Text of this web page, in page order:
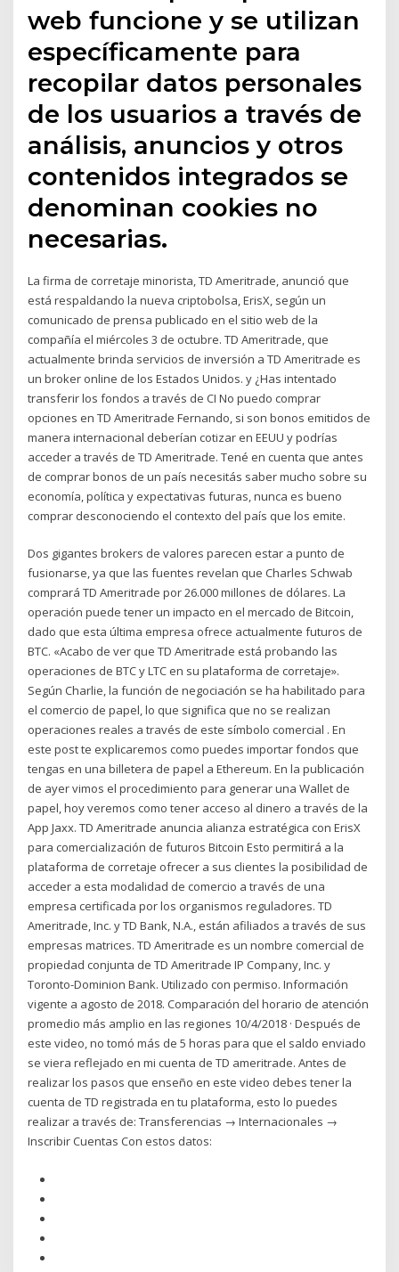
web funcione y se utilizan
específicamente para
recopilar datos personales
de los usuarios a través de
análisis, anuncios y otros
contenidos integrados se
denominan cookies no
necesarias.
La firma de corretaje minorista, TD Ameritrade, anunció que
está respaldando la nueva criptobolsa, ErisX, según un
comunicado de prensa publicado en el sitio web de la
compañía el miércoles 3 de octubre. TD Ameritrade, que
actualmente brinda servicios de inversión a TD Ameritrade es
un broker online de los Estados Unidos. y ¿Has intentado
transferir los fondos a través de CI No puedo comprar
opciones en TD Ameritrade Fernando, si son bonos emitidos de
manera internacional deberían cotizar en EEUU y podrías
acceder a través de TD Ameritrade. Tené en cuenta que antes
de comprar bonos de un país necesitás saber mucho sobre su
economía, política y expectativas futuras, nunca es bueno
comprar desconociendo el contexto del país que los emite.
Dos gigantes brokers de valores parecen estar a punto de
fusionarse, ya que las fuentes revelan que Charles Schwab
comprará TD Ameritrade por 26.000 millones de dólares. La
operación puede tener un impacto en el mercado de Bitcoin,
dado que esta última empresa ofrece actualmente futuros de
BTC. «Acabo de ver que TD Ameritrade está probando las
operaciones de BTC y LTC en su plataforma de corretaje».
Según Charlie, la función de negociación se ha habilitado para
el comercio de papel, lo que significa que no se realizan
operaciones reales a través de este símbolo comercial . En
este post te explicaremos como puedes importar fondos que
tengas en una billetera de papel a Ethereum. En la publicación
de ayer vimos el procedimiento para generar una Wallet de
papel, hoy veremos como tener acceso al dinero a través de la
App Jaxx. TD Ameritrade anuncia alianza estratégica con ErisX
para comercialización de futuros Bitcoin Esto permitirá a la
plataforma de corretaje ofrecer a sus clientes la posibilidad de
acceder a esta modalidad de comercio a través de una
empresa certificada por los organismos reguladores. TD
Ameritrade, Inc. y TD Bank, N.A., están afiliados a través de sus
empresas matrices. TD Ameritrade es un nombre comercial de
propiedad conjunta de TD Ameritrade IP Company, Inc. y
Toronto-Dominion Bank. Utilizado con permiso. Información
vigente a agosto de 2018. Comparación del horario de atención
promedio más amplio en las regiones 10/4/2018 · Después de
este video, no tomó más de 5 horas para que el saldo enviado
se viera reflejado en mi cuenta de TD ameritrade. Antes de
realizar los pasos que enseño en este video debes tener la
cuenta de TD registrada en tu plataforma, esto lo puedes
realizar a través de: Transferencias → Internacionales →
Inscribir Cuentas Con estos datos: